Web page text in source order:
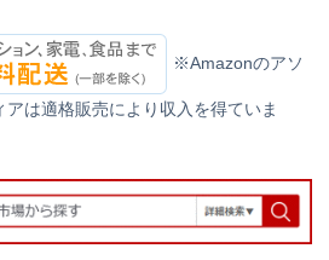
※Amazonのアソ
は適格販売により収入を得ていま